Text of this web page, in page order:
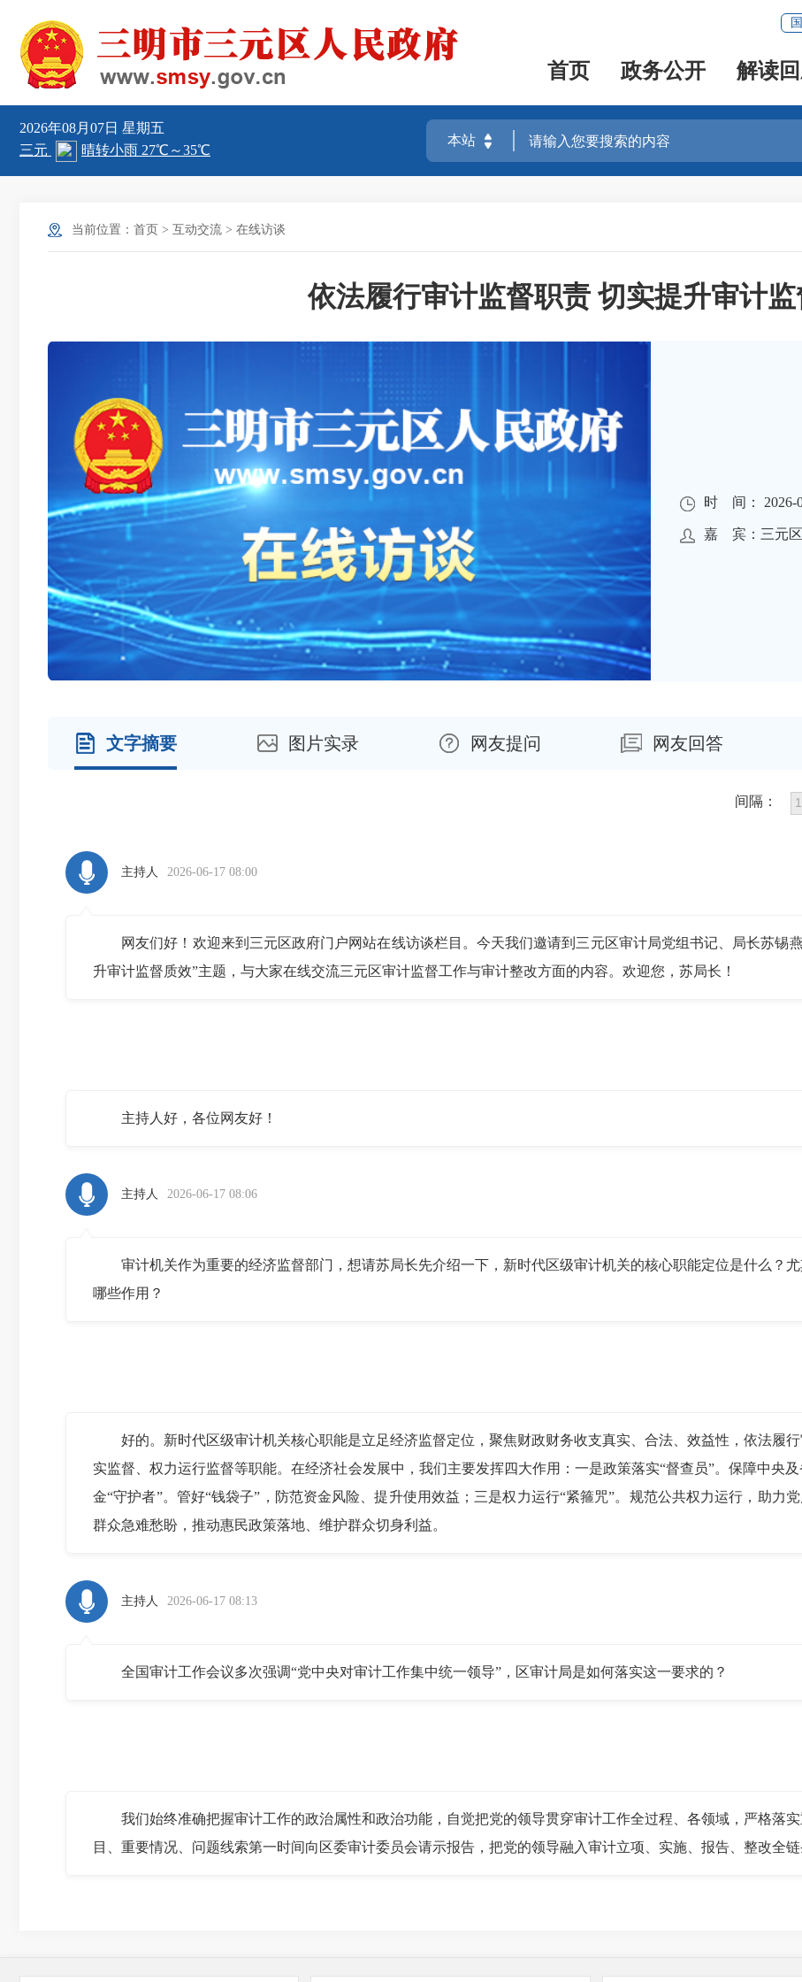
首页 政务公开 解读
2026年08月07日 星期五
当前位置： 首页 > 互动交流 > 在线访谈
依法履行审计监督职责 切实提升审计
时 间： 2026-
嘉 宾：三元区
文字摘要 图片实录 网友提问 网友回答
间隔：
主持人 2026-06-17 08:00
网友们好！欢迎来到三元区政府门户网站在线访谈栏目。今天我们邀请到三元区审计局党组书记、局长苏锡
升审计监督质效”主题，与大家在线交流三元区审计监督工作与审计整改方面的内容。欢迎您，苏局长！
主持人好，各位网友好！
主持人 2026-06-17 08:06
审计机关作为重要的经济监督部门，想请苏局长先介绍一下，新时代区级审计机关的核心职能定位是什么？
哪些作用？
好的。新时代区级审计机关核心职能是立足经济监督定位，聚焦财政财务收支真实、合法、效益性，依法履
实监督、权力运行监督等职能。在经济社会发展中，我们主要发挥四大作用：一是政策落实“督查员”。保障中央
金“守护者”。管好“钱袋子”，防范资金风险、提升使用效益；三是权力运行“紧箍咒”。规范公共权力运行，助力
群众急难愁盼，推动惠民政策落地、维护群众切身利益。
主持人 2026-06-17 08:13
全国审计工作会议多次强调“党中央对审计工作集中统一领导”，区审计局是如何落实这一要求的？
我们始终准确把握审计工作的政治属性和政治功能，自觉把党的领导贯穿审计工作全过程、各领域，严格落
目、重要情况、问题线索第一时间向区委审计委员会请示报告，把党的领导融入审计立项、实施、报告、整改全